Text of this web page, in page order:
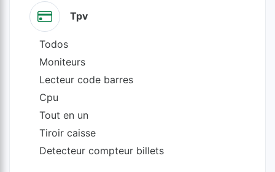
Tpv
Todos
Moniteurs
Lecteur code barres
Cpu
Tout en un
Tiroir caisse
Detecteur compteur billets